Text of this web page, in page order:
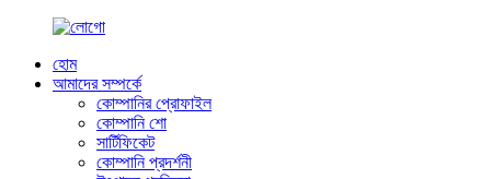
হোম
আমাদের সম্পর্কে
কোম্পানির প্রোফাইল
কোম্পানি শো
সার্টিফিকেট
কোম্পানি প্রদর্শনী